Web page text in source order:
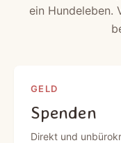
ein Hundeleben.
GELD
Spenden
Direkt und